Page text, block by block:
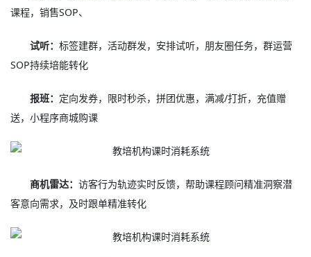
课程，销售SOP、
试听：标签建群，活动群发，安排试听，朋友圈任务，群运营
SOP持续培能转化
报班： 定向发券，限时秒杀，拼团优惠，满减/打折，充值赠
送，小程序商城购课
商机雷达：访客行为轨迹实时反馈，帮助课程顾问精准洞察潜
客意向需求，及时跟单精准转化